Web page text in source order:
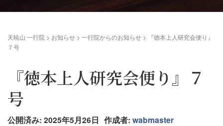
天暁山 一行院 > お知らせ > 一行院からのお知らせ >
『徳本上人研究会便り』
７号
『徳本上人研究会便り』７
号
公開済み: 2025年5月26日 作成者: wabmaster